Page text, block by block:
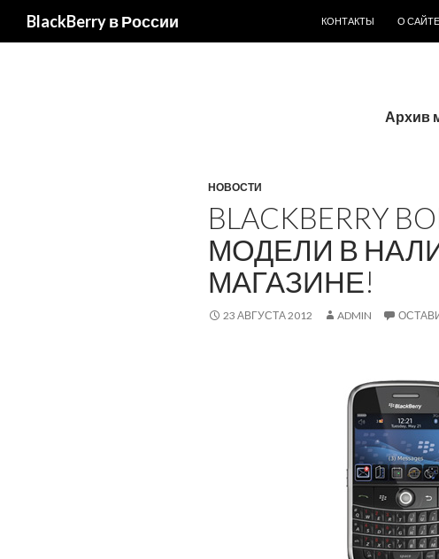
BlackBerry в России
КОНТАКТЫ
О САЙТЕ
Архив
НОВОСТИ
BLACKBERRY
МОДЕЛИ В
МАГАЗИНЕ!
23 АВГУСТА 2012 ADMIN